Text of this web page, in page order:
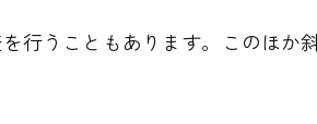
行うこともあります。このほか